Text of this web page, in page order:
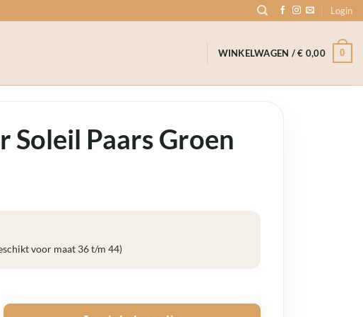
Login
WINKELWAGEN /€ 0,00 0
Soleil Paars Groen
voor maat 36 t/m 44)
aantal